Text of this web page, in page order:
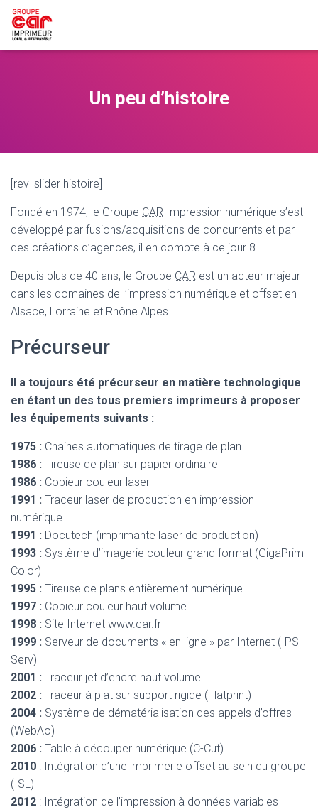
Un peu d’histoire
[rev_slider histoire]
Fondé en 1974, le Groupe CAR Impression numérique s’est
développé par fusions/acquisitions de concurrents et par
des créations d’agences, il en compte à ce jour 8.
Depuis plus de 40 ans, le Groupe CAR est un acteur majeur
dans les domaines de l’impression numérique et offset en
Alsace, Lorraine et Rhône Alpes.
Précurseur
Il a toujours été précurseur en matière technologique
en étant un des tous premiers imprimeurs à proposer
les équipements suivants :
1975 : Chaines automatiques de tirage de plan
1986 : Tireuse de plan sur papier ordinaire
1986 : Copieur couleur laser
1991 : Traceur laser de production en impression
numérique
1991 : Docutech (imprimante laser de production)
1993 : Système d’imagerie couleur grand format (GigaPrim
Color)
1995 : Tireuse de plans entièrement numérique
1997 : Copieur couleur haut volume
1998 : Site Internet www.car.fr
1999 : Serveur de documents « en ligne » par Internet (IPS
Serv)
2001 : Traceur jet d’encre haut volume
2002 : Traceur à plat sur support rigide (Flatprint)
2004 : Système de dématérialisation des appels d’offres
(WebAo)
2006 : Table à découper numérique (C-Cut)
2010 : Intégration d’une imprimerie offset au sein du groupe
(ISL)
2012 : Intégration de l’impression à données variables